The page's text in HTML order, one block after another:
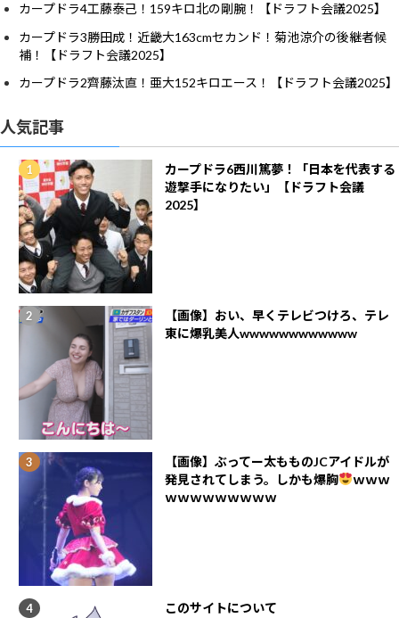
カープドラ4工藤泰己！159キロ北の剛腕！【ドラフト会議2025】
カープドラ3勝田成！近畿大163cmセカンド！菊池涼介の後継者候
補！【ドラフト会議2025】
カープドラ2齊藤汰直！亜大152キロエース！【ドラフト会議2025】
人気記事
カープドラ6西川篤夢！「日本を代表する
遊撃手になりたい」【ドラフト会議
2025】
【画像】おい、早くテレビつけろ、テレ
東に爆乳美人wwwwwwwwwwww
【画像】ぶってー太もものJCアイドルが
発見されてしまう。しかも爆胸
ｗｗｗ
ｗｗｗｗｗｗｗｗｗ
このサイトについて